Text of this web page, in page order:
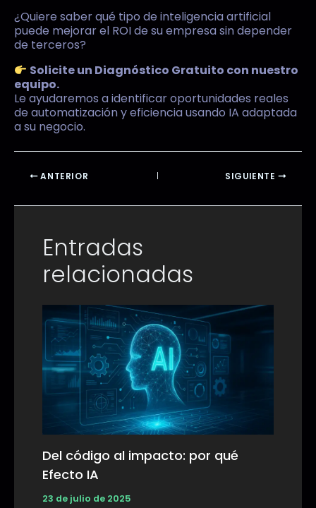
¿Quiere saber qué tipo de inteligencia artificial
puede mejorar el ROI de su empresa sin depender
de terceros?
Solicite un Diagnóstico Gratuito con nuestro
equipo.
Le ayudaremos a identificar oportunidades reales
de automatización y eficiencia usando IA adaptada
a su negocio.
ANTERIOR SIGUIENTE
Entradas
relacionadas
Del código al impacto: por qué
Efecto IA
23 de julio de 2025